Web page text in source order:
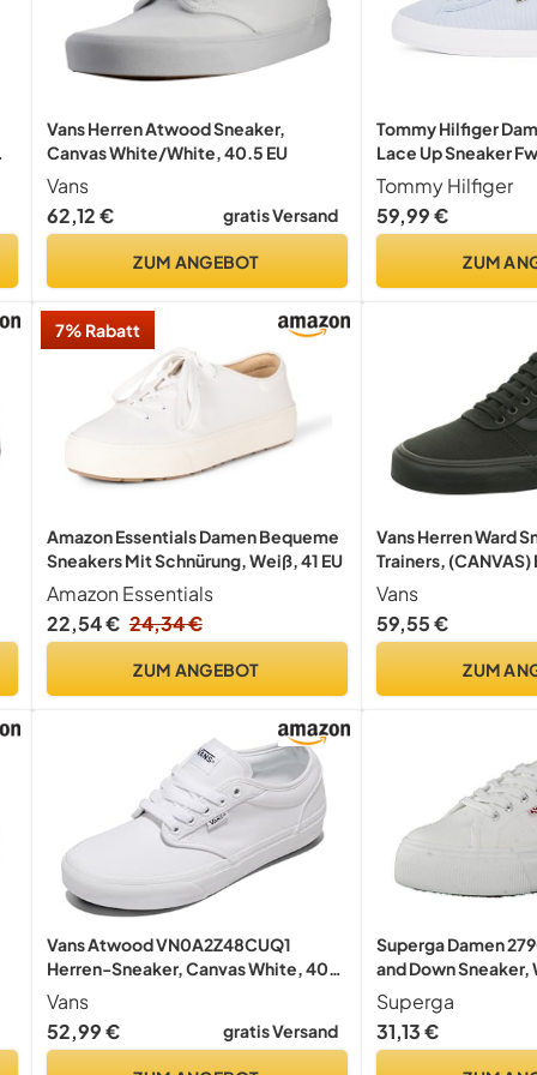
Vans Herren Atwood Sneaker,
Canvas White/White, 40.5 EU
Vans
62,12 €
gratis Versand
ZUM ANGEBOT
Tommy Hilfiger
Lace Up Sneaker
Top, Blue (Breezy
Tommy Hilfiger
59,99 €
ZUM
7% Rabatt
Amazon Essentials Damen Bequeme
Sneakers Mit Schnürung, Weiß, 41 EU
Amazon Essentials
22,54 € 24,34 €
ZUM ANGEBOT
Vans Herren Ward
Trainers,
46 EU
Vans
59,55 €
ZUM
Vans Atwood VN0A2Z48CUQ1
Herren-Sneaker, Canvas White, 40
EU
Vans
52,99 €
gratis Versand
Superga Damen
and Down Sneaker,
Superga
31,13 €